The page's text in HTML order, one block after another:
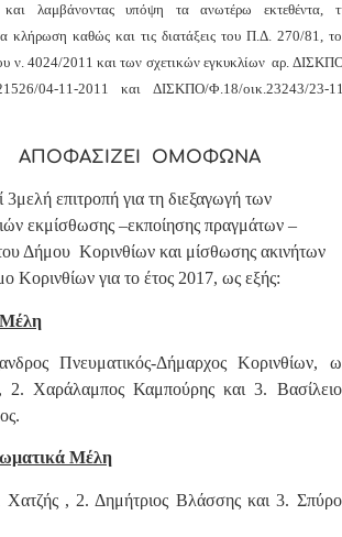
λαμβάνοντας υπόψη τα ανωτέρω εκτεθέντα,
κλήρωση καθώς και τις διατάξεις του Π.Δ. 270/81,
ν. 4024/2011 και των σχετικών εγκυκλίων αρ.
04-11-2011 και ΔΙΣΚΠΟ/Φ.18/οικ.23243/23-
ΑΠΟΦΑΣΙΖΕΙ ΟΜΟΦΩΝΑ
3μελή επιτροπή για τη διεξαγωγή των
εκμίσθωσης –εκποίησης πραγμάτων –
Δήμου Κορινθίων και μίσθωσης ακινήτων
Κορινθίων για το έτος 2017, ως εξής:
Πνευματικός-Δήμαρχος Κορινθίων,
2. Χαράλαμπος Καμπούρης και 3.
Μέλη
Χατζής, 2. Δημήτριος Βλάσσης και 3.